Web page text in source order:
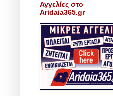
Αγγελίες στο
Aridaia365.gr